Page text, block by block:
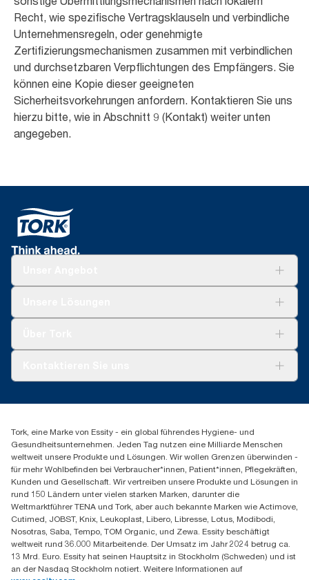
Recht, wie spezifische Vertragsklauseln und verbindliche
Unternehmensregeln, oder genehmigte
Zertifizierungsmechanismen zusammen mit verbindlichen
und durchsetzbaren Verpflichtungen des Empfängers. Sie
können eine Kopie dieser geeigneten
Sicherheitsvorkehrungen anfordern. Kontaktieren Sie uns
hierzu bitte, wie in Abschnitt 9 (Kontakt) weiter unten
angegeben.
Spenderreklamation
+43 (0) 8 10-22 00 84
Essity Austria Vertriebs GmbH
Am Europlatz 2
1120 Wien
Mo-Do 8:00-16:30 | Fr 8:00-15:00
GLN: 9011111000026
Tork, eine Marke von Essity - ein global führendes Hygiene- und
Gesundheitsunternehmen. Jeden Tag nutzen eine Milliarde Menschen
weltweit unsere Produkte und Lösungen. Wir wollen Grenzen überwinden -
für mehr Wohlbefinden bei Verbraucher*innen, Patient*innen, Pflegekräften,
Kunden und Gesellschaft. Wir vertreiben unsere Produkte und Lösungen in
rund 150 Ländern unter vielen starken Marken, darunter die
Weltmarktführer TENA und Tork, aber auch bekannte Marken wie Actimove,
Cutimed, JOBST, Knix, Leukoplast, Libero, Libresse, Lotus, Modibodi,
Nosotras, Saba, Tempo, TOM Organic, und Zewa. Essity beschäftigt
weltweit rund 36.000 Mitarbeitende. Der Umsatz im Jahr 2024 betrug ca.
13 Mrd. Euro. Essity hat seinen Hauptsitz in Stockholm (Schweden) und ist
an der Nasdaq Stockholm notiert. Weitere Informationen auf